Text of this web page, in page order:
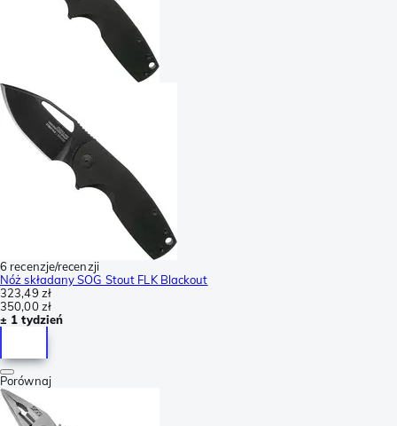
6 recenzje/recenzji
Nóż składany SOG Stout FLK Blackout
323,49 zł
350,00 zł
± 1 tydzień
Porównaj